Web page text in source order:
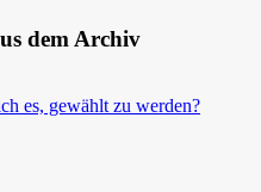
dem Archiv
es, gewählt zu werden?